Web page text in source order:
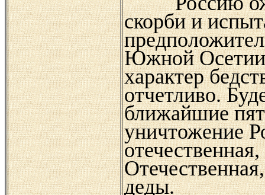
скорби и
Южной Осетии,
характер
отчетливо.
ближайшие
уничтожение
деды.